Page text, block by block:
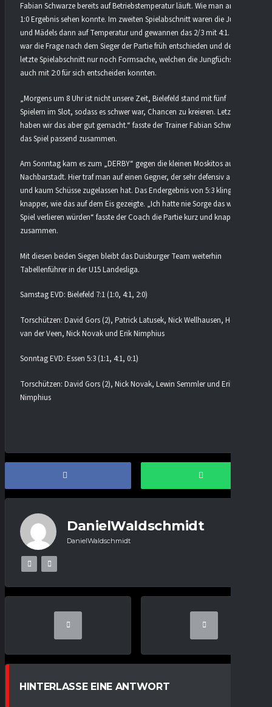
Fabian Schwarze bereits auf Betriebstemperatur läuft. Wie man an dem
1:0 Ergebnis sehen konnte. Im zweiten Spielabschnitt waren die Jungs
und Mädels dann auf Temperatur und gewannen das 2/3 mit 4:1. Somit
war die Frage nach dem Sieger der Partie früh entschieden und der
letzte Spielabschnitt nur noch Formsache, welchen die Jungfüchse
auch mit 2:0 für sich entscheiden konnten.
„Morgens um 8 Uhr ist nicht unsere Zeit, Bielefeld stand mit fünf
Spielern im Slot, sodass es schwer war, Chancen zu kreieren. Letztlich
haben wir das aber gut gemacht.“ fasste der Trainer Fabian Schwarze
das Spiel passend zusammen.
Am Sonntag kam es zum „DERBY“ gegen die kleinen Moskitos aus der
Nachbarstadt. Hier traf man auf einen Gegner, der sehr defensiv agierte
und kaum Schüsse zugelassen hat. Das Endergebnis von 5:3 klingt viel
knapper, wie das auf dem Eis gezeigte. „Ich hatte nie Sorge das wir das
Spiel verlieren würden“ fasste der Coach die Partie kurz und knapp
zusammen.
Mit diesen beiden Siegen bleibt das Duisburger Team weiterhin
Tabellenführer in der U15 Landesliga.
Samstag EVD: Bielefeld 7:1 (1:0, 4:1, 2:0)
Torschützen: David Gors (2), Patrick Latusek, Nick Wellhausen, Hendrik
van der Veen, Nick Novak und Erik Nimphius
Sonntag EVD: Essen 5:3 (1:1, 4:1, 0:1)
Torschützen: David Gors (2), Nick Novak, Lewin Semmler und Erik
Nimphius
DanielWaldschmidt
DanielWaldschmidt
HINTERLASSE EINE ANTWORT